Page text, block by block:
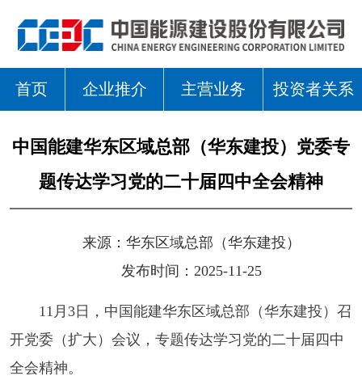
首页 企业推介 主营业务 投资者关系
中国能建华东区域总部（华东建投）党委专
题传达学习党的二十届四中全会精神
来源： 华东区域总部（华东建投）
发布时间：2025-11-25
11月3日，中国能建华东区域总部（华东建投）召
开党委（扩大）会议，专题传达学习党的二十届四中
全会精神。